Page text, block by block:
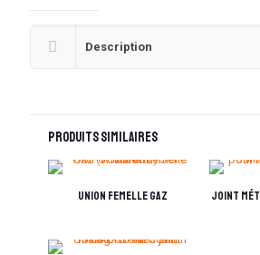
Description
Produits similaires
Union femelle Gaz Joint